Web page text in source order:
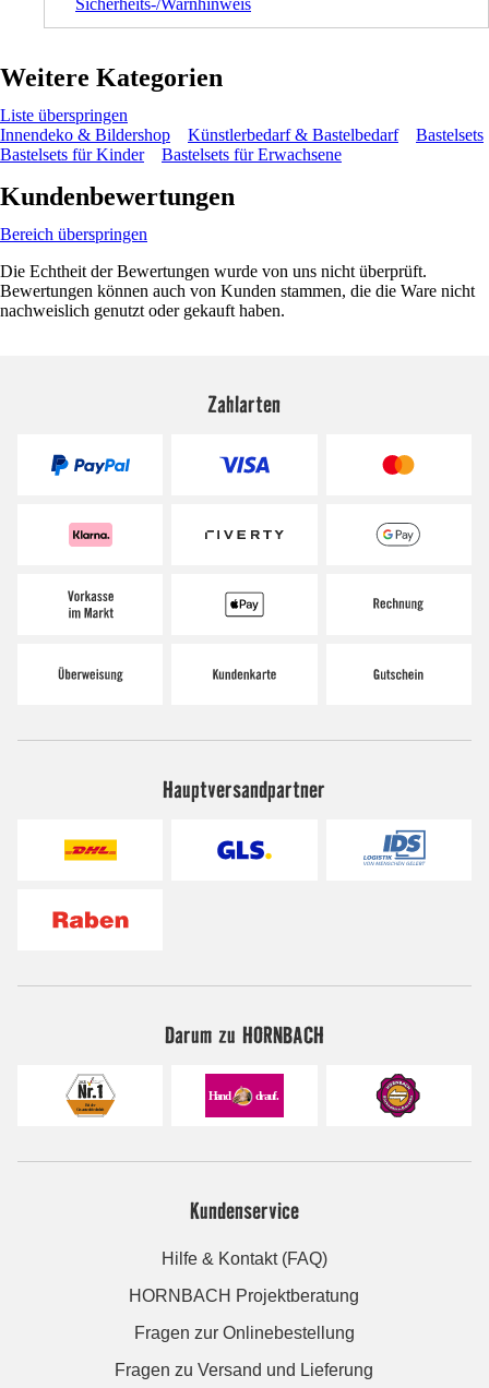
Sicherheits-/Warnhinweis
Weitere Kategorien
Liste überspringen
Innendeko & Bildershop
Künstlerbedarf & Bastelbedarf
Bastelsets
Bastelsets für Kinder
Bastelsets für Erwachsene
Kundenbewertungen
Bereich überspringen
Die Echtheit der Bewertungen wurde von uns nicht überprüft.
Bewertungen können auch von Kunden stammen, die die Ware nicht
nachweislich genutzt oder gekauft haben.
Zahlarten
Hauptversandpartner
Darum zu HORNBACH
Kundenservice
Hilfe & Kontakt (FAQ)
HORNBACH Projektberatung
Fragen zur Onlinebestellung
Fragen zu Versand und Lieferung